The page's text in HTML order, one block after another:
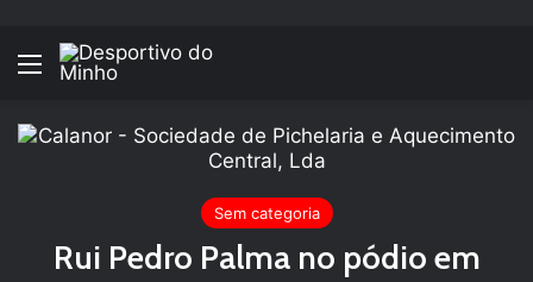
Menu
Sem categoria
Rui Pedro Palma no pódio em